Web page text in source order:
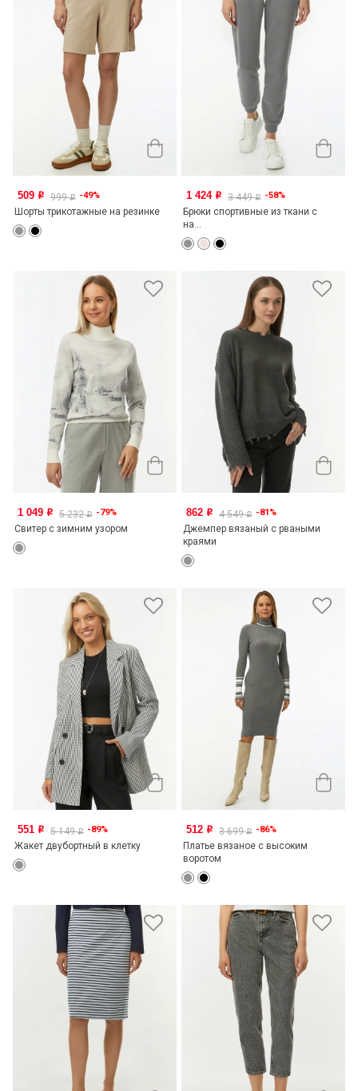
509 o 999o -49%
Шорты трикотажные на резинке
1 424 o 3 449o -58%
Брюки спортивные из ткани с
на...
1 049 o 5 232o -79%
Свитер с зимним узором
862 o 4 549o -81%
Джемпер вязаный с рваными
краями
551 o 5 149o -89%
Жакет двубортный в клетку
512 o 3 699o -86%
Платье вязаное с высоким
воротом